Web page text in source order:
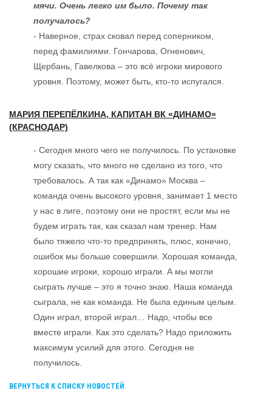
мячи. Очень легко им было. Почему так
получалось?
- Наверное, страх сковал перед соперником,
перед фамилиями. Гончарова, Огненович,
Щербань, Гавелкова – это всё игроки мирового
уровня. Поэтому, может быть, кто-то испугался.
МАРИЯ ПЕРЕПЁЛКИНА, КАПИТАН ВК «ДИНАМО»
(КРАСНОДАР)
- Сегодня много чего не получилось. По установке
могу сказать, что много не сделано из того, что
требовалось. А так как «Динамо» Москва –
команда очень высокого уровня, занимает 1 место
у нас в лиге, поэтому они не простят, если мы не
будем играть так, как сказал нам тренер. Нам
было тяжело что-то предпринять, плюс, конечно,
ошибок мы больше совершили. Хорошая команда,
хорошие игроки, хорошо играли. А мы могли
сыграть лучше – это я точно знаю. Наша команда
сыграла, не как команда. Не была единым целым.
Один играл, второй играл… Надо, чтобы все
вместе играли. Как это сделать? Надо приложить
максимум усилий для этого. Сегодня не
получилось.
ВЕРНУТЬСЯ К СПИСКУ НОВОСТЕЙ